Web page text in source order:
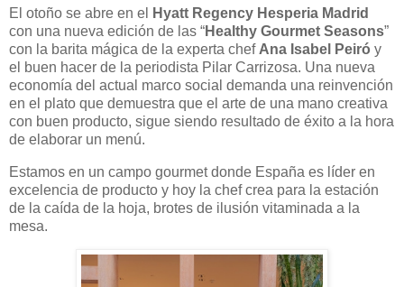
El otoño se abre en el
Hyatt Regency Hesperia Madrid
con una nueva edición de las “Healthy Gourmet Seasons”
con la barita mágica de la experta chef Ana Isabel Peiró y
el buen hacer de la periodista Pilar Carrizosa. Una nueva
economía del actual marco social demanda una reinvención
en el plato que demuestra que el arte de una mano creativa
con buen producto, sigue siendo resultado de éxito a la hora
de elaborar un menú.
Estamos en un campo gourmet donde España es líder en
excelencia de producto y hoy la chef crea para la estación
de la caída de la hoja, brotes de ilusión vitaminada a la
mesa.